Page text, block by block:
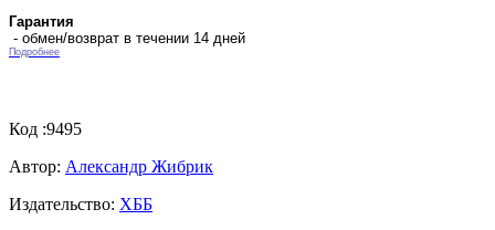
Гарантия
- обмен/возврат в течении 14 дней
Подробнее
Код :9495
Автор: Александр Жибрик
Издательство: ХББ